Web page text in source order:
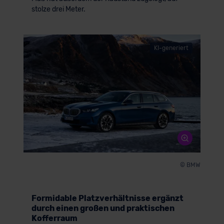
stolze drei Meter.
KI-generiert
© BMW
Formidable Platzverhältnisse ergänzt
durch einen großen und praktischen
Kofferraum